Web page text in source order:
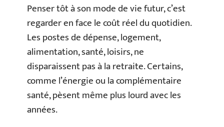
Penser tôt à son mode de vie futur, c’est
regarder en face le coût réel du quotidien.
Les postes de dépense, logement,
alimentation, santé, loisirs, ne
disparaissent pas à la retraite. Certains,
comme l’énergie ou la complémentaire
santé, pèsent même plus lourd avec les
années.